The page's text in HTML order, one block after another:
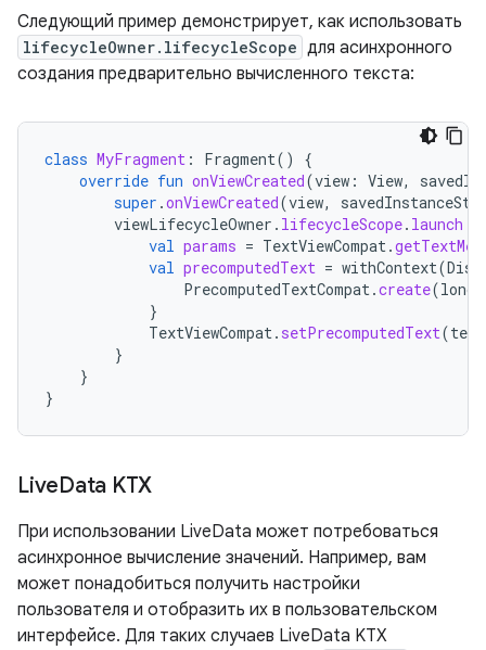
Следующий пример демонстрирует, как использовать
lifecycleOwner.lifecycleScope для асинхронного
создания предварительно вычисленного текста:
class MyFragment : Fragment()
{
override fun onViewCreated(view : View,
super .onViewCreated(view,
viewLifecycleOwner . lifecycleScope. launch
val params = TextViewCompat.
val precomputedText = withContext(
PrecomputedTextCompat.create(
}
TextViewCompat. setPrecomputedText(
}
}
}
LiveData KTX
При использовании LiveData может потребоваться
асинхронное вычисление значений. Например, вам
может понадобиться получить настройки
пользователя и отобразить их в пользовательском
интерфейсе. Для таких случаев LiveData KTX